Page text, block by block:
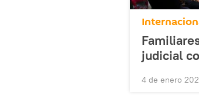
judicial
4 de enero